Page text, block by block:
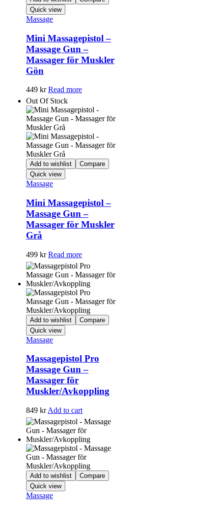
Quick view
Massage
Mini Massagepistol –
Massage Gun –
Massager för Muskler
Gön
449 kr Read more
Out Of Stock
Add to wishlist
Compare
Quick view
Massage
Mini Massagepistol –
Massage Gun –
Massager för Muskler
Grå
499 kr Read more
Add to wishlist
Compare
Quick view
Massage
Massagepistol Pro
Massage Gun –
Massager för
Muskler/Avkoppling
849 kr Add to cart
Add to wishlist
Compare
Quick view
Massage